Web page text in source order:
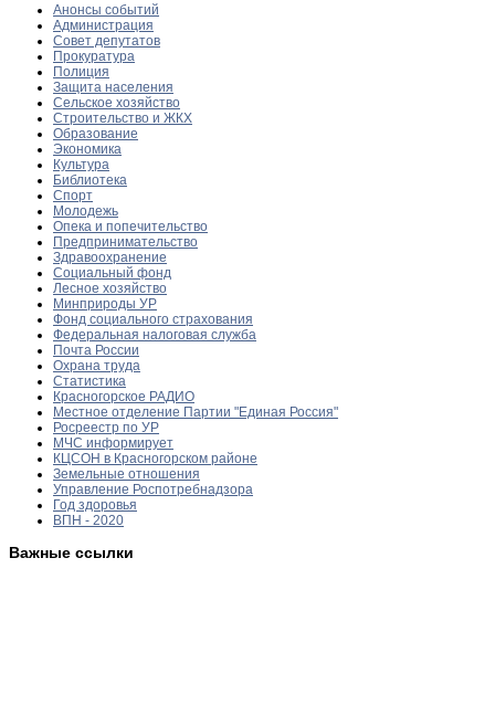
Анонсы событий
Администрация
Совет депутатов
Прокуратура
Полиция
Защита населения
Сельское хозяйство
Строительство и ЖКХ
Образование
Экономика
Культура
Библиотека
Спорт
Молодежь
Опека и попечительство
Предпринимательство
Здравоохранение
Социальный фонд
Лесное хозяйство
Минприроды УР
Фонд социального страхования
Федеральная налоговая служба
Почта России
Охрана труда
Статистика
Красногорское РАДИО
Местное отделение Партии "Единая Россия"
Росреестр по УР
МЧС информирует
КЦСОН в Красногорском районе
Земельные отношения
Управление Роспотребнадзора
Год здоровья
ВПН - 2020
Важные ссылки